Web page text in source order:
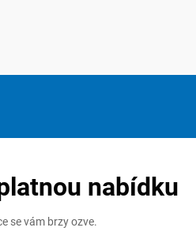
nabídku
se vám brzy ozve.